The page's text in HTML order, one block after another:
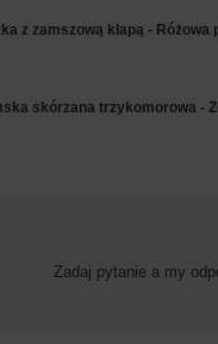
z zamszową klapą - Różowa
skórzana trzykomorowa -
Zadaj pytanie a my